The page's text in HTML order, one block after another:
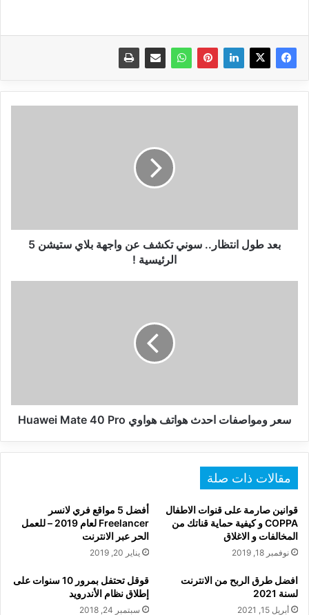
ستيشن
بعد طول انتظار.. سوني تكشف عن واجهة بلاي ستيشن 5
الرئيسية !
Pro
سعر ومواصفات احدث هواتف هواوي Huawei Mate 40 Pro
مقالات ذات صلة
قوانين صارمة على قنوات الاطفال
COPPA و كيفية حماية قناتك من
المخالفات و الاغلاق
نوفمبر 18, 2019
أفضل 5 مواقع فري لانسر
Freelancer لعام 2019 – للعمل
الحر عبر الانترنت
يناير 20, 2019
افضل طرق الربح من الانترنت
لسنة 2021
أبريل 15, 2021
قوقل تحتفل بمرور 10 سنوات على
إطلاق نظام الأندرويد
سبتمبر 24, 2018